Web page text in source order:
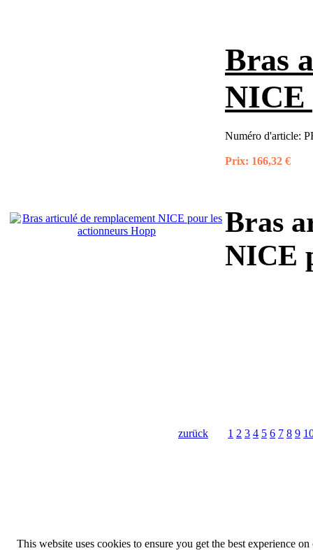
Bras
NICE
Numéro d'article:
Prix: 166,32 €
Bras
NICE
zurück 1 2 3 4 5 6 7 8 9
This website uses cookies to ensure you get the best experience